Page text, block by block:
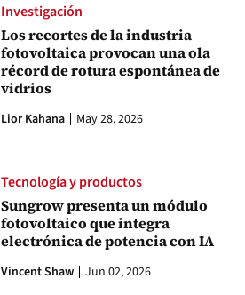
Investigación
Los recortes de la industria
fotovoltaica provocan una ola
récord de rotura espontánea de
vidrios
Lior Kahana May 28, 2026
Tecnología y productos
Sungrow presenta un módulo
fotovoltaico que integra
electrónica de potencia con IA
Vincent Shaw Jun 02, 2026